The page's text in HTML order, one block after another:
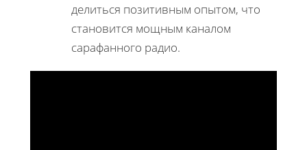
делиться позитивным опытом, что
становится мощным каналом
сарафанного радио.